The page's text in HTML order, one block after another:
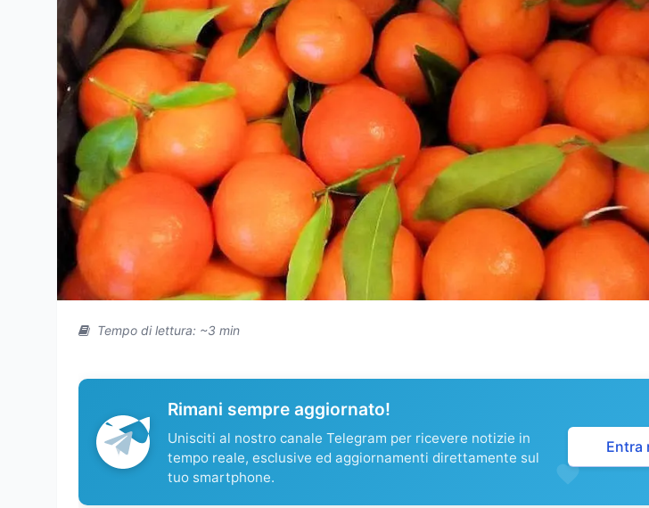
Tempo di lettura: ~3 min
Rimani sempre aggiornato!
Unisciti al nostro canale Telegram per ricevere notizie in
tempo reale, esclusive ed aggiornamenti direttamente sul
tuo smartphone.
Entra